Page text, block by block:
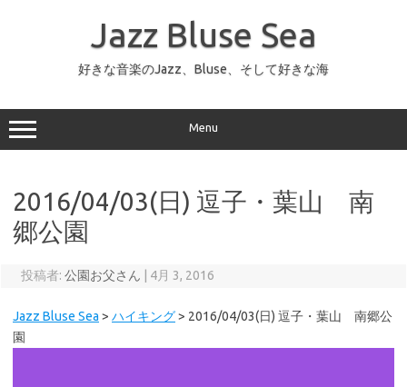
ッ
プ
Jazz Bluse Sea
好きな音楽のJazz、Bluse、そして好きな海
Menu
2016/04/03(日) 逗子・葉山 南
郷公園
投稿者: 公園お父さん 4月 3, 2016
Jazz Bluse Sea > ハイキング> 2016/04/03(日) 逗子・葉山 南郷公
園